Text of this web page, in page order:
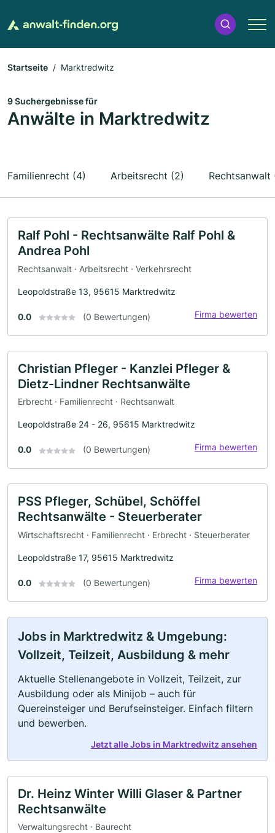
Startseite Marktredwitz
9 Suchergebnisse für
Anwälte in Marktredwitz
Familienrecht (4) Arbeitsrecht (2) Rechtsanwalt
Ralf Pohl - Rechtsanwälte Ralf Pohl &
Andrea Pohl
Rechtsanwalt · Arbeitsrecht · Verkehrsrecht
Leopoldstraße 13, 95615 Marktredwitz
0.0 (0 Bewertungen) Firma bewerten
Christian Pfleger - Kanzlei Pfleger &
Dietz-Lindner Rechtsanwälte
Erbrecht · Familienrecht · Rechtsanwalt
Leopoldstraße 24 - 26, 95615 Marktredwitz
0.0 (0 Bewertungen) Firma bewerten
PSS Pfleger, Schübel, Schöffel
Rechtsanwälte - Steuerberater
Wirtschaftsrecht · Familienrecht · Erbrecht · Steuerberater
Leopoldstraße 17, 95615 Marktredwitz
0.0 (0 Bewertungen) Firma bewerten
Jobs in Marktredwitz & Umgebung:
Vollzeit, Teilzeit, Ausbildung & mehr
Aktuelle Stellenangebote in Vollzeit, Teilzeit, zur
Ausbildung oder als Minijob – auch für
Quereinsteiger und Berufseinsteiger. Einfach filtern
und bewerben.
Jetzt alle Jobs in Marktredwitz ansehen
Dr. Heinz Winter Willi Glaser & Partner
Rechtsanwälte
Verwaltungsrecht · Baurecht